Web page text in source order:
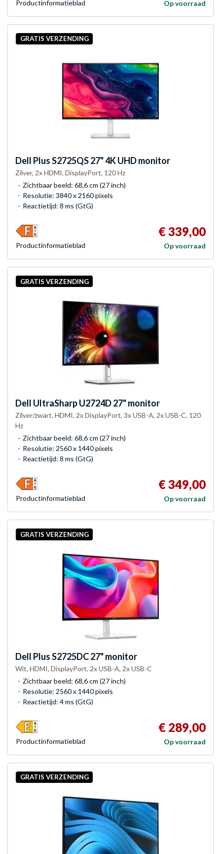
Op voorraad
Product­informatieblad
GRATIS VERZENDING
Dell Plus S2725QS 27" 4K UHD monitor
Zilver, 2x HDMI, DisplayPort, 120 Hz
Zichtbaar beeld: 68,6 cm (27 inch)
Resolutie: 3840 x 2160 pixels
Reactietijd: 8 ms (GtG)
€ 339,00
Op voorraad
Product­informatieblad
GRATIS VERZENDING
Dell UltraSharp U2724D 27" monitor
Zilver/zwart, HDMI, 2x DisplayPort, 3x USB-A, 2x USB-C, 120
Hz
Zichtbaar beeld: 68,6 cm (27 inch)
Resolutie: 2560 x 1440 pixels
Reactietijd: 8 ms (GtG)
€ 349,00
Op voorraad
Product­informatieblad
GRATIS VERZENDING
Dell Plus S2725DC 27" monitor
Wit, HDMI, DisplayPort, 2x USB-A, 2x USB-C
Zichtbaar beeld: 68,6 cm (27 inch)
Resolutie: 2560 x 1440 pixels
Reactietijd: 4 ms (GtG)
€ 289,00
Op voorraad
Product­informatieblad
GRATIS VERZENDING